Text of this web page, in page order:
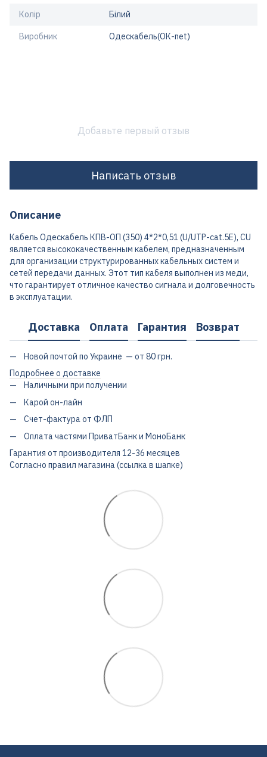
Колір Білий
Виробник Одескабель(ОК-net)
Добавьте первый отзыв
Написать отзыв
Описание
Кабель Одескабель КПВ-ОП (350) 4*2*0,51 (U/UTP-cat.5Е), CU
является высококачественным кабелем, предназначенным
для организации структурированных кабельных систем и
сетей передачи данных. Этот тип кабеля выполнен из меди,
что гарантирует отличное качество сигнала и долговечность
в эксплуатации.
Доставка Оплата Гарантия Возврат
Новой почтой по Украине — от 80 грн.
Подробнее о доставке
Наличными при получении
Карой он-лайн
Счет-фактура от ФЛП
Оплата частями ПриватБанк и МоноБанк
Гарантия от производителя 12-36 месяцев
Согласно правил магазина (ссылка в шапке)